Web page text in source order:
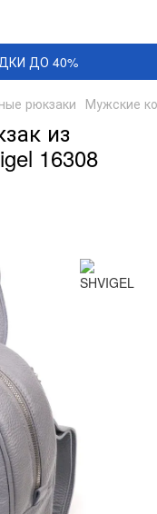
ДО 40%
рюкзаки Мужские
из
16308